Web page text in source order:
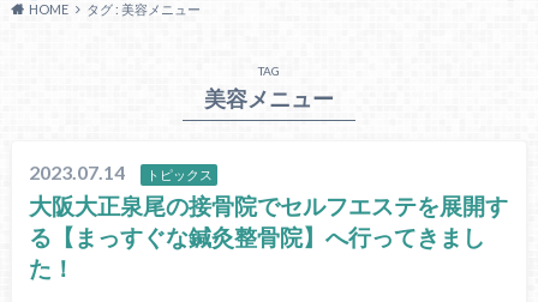
HOME タグ : 美容メニュー
TAG
美容メニュー
2023.07.14 トピックス
大阪大正泉尾の接骨院でセルフエステを展開す
る【まっすぐな鍼灸整骨院】へ行ってきまし
た！